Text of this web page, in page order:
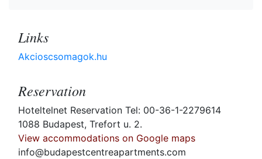
Links
Akcioscsomagok.hu
Reservation
Hoteltelnet Reservation Tel: 00-36-1-2279614
1088 Budapest, Trefort u. 2.
View accommodations on Google maps
info@budapestcentreapartments.com